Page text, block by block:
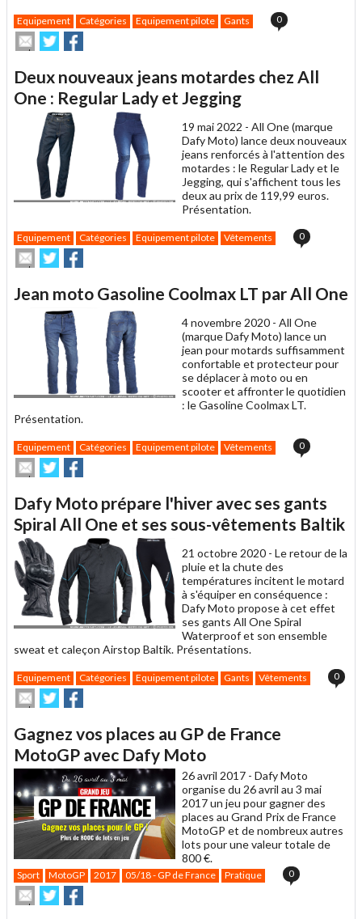
Equipement Catégories Equipement pilote Gants 0
Envoyer
cet
à
un
ami
Partager
sur
sur
Deux nouveaux jeans motardes chez All
One : Regular Lady et Jegging
19 mai 2022 - All One (marque
Dafy Moto) lance deux nouveaux
jeans renforcés à l'attention des
motardes : le Regular Lady et le
Jegging, qui s'affichent tous les
deux au prix de 119,99 euros.
Présentation.
Equipement Catégories Equipement pilote Vêtements 0
Envoyer
cet
à
Partager
sur
sur
Jean moto Gasoline Coolmax LT par All One
4 novembre 2020 - All One
(marque Dafy Moto) lance un
jean pour motards suffisamment
confortable et protecteur pour
se déplacer à moto ou en
scooter et affronter le quotidien
: le Gasoline Coolmax LT.
Présentation.
Equipement Catégories Equipement pilote Vêtements 0
Envoyer
cet
à
un
ami
Partager
sur
sur
Dafy Moto prépare l'hiver avec ses gants
Spiral All One et ses sous-vêtements Baltik
21 octobre 2020 - Le retour de la
pluie et la chute des
températures incitent le motard
à s'équiper en conséquence :
Dafy Moto propose à cet effet
ses gants All One Spiral
Waterproof et son ensemble
sweat et caleçon Airstop Baltik. Présentations.
Equipement Catégories Equipement pilote Gants Vêtements 0
Envoyer
cet
à
un
ami
Partager
sur
sur
Gagnez vos places au GP de France
MotoGP avec Dafy Moto
26 avril 2017 - Dafy Moto
organise du 26 avril au 3 mai
2017 un jeu pour gagner des
places au Grand Prix de France
MotoGP et de nombreux autres
lots pour une valeur totale de
800 €.
Sport MotoGP 2017 05/18 - GP de France Pratique 0
Envoyer
cet
Partager
sur
sur